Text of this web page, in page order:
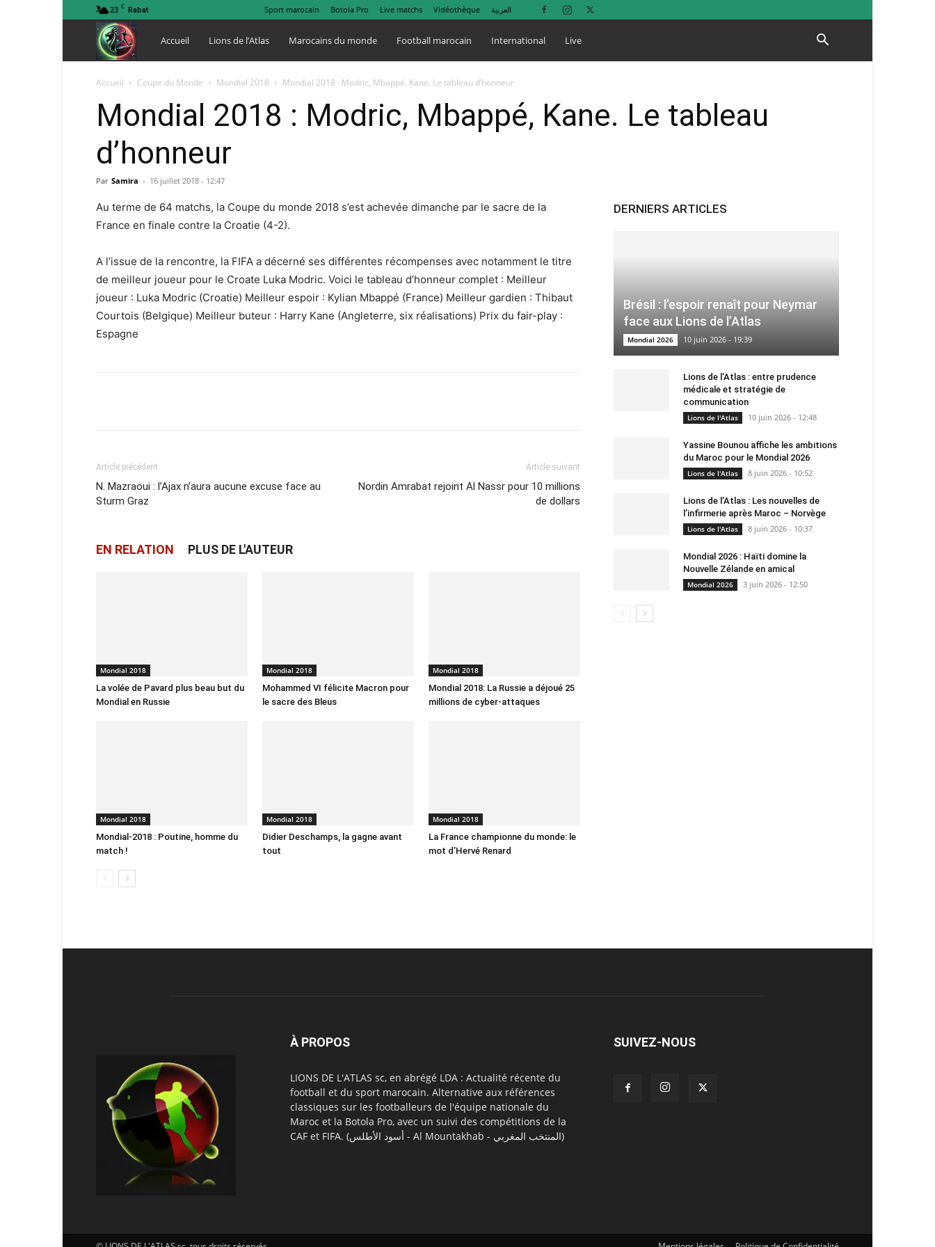
23 C Rabat Sport marocain Botola Pro Live matchs Vidéothèque العربية
Lions
de
l
Atlas
Accueil Lions de l’Atlas Marocains du monde Football marocain International Live
Accueil Coupe du Monde Mondial 2018 Mondial 2018 : Modric, Mbappé, Kane. Le tableau d’honneur
Mondial 2018 : Modric, Mbappé, Kane. Le tableau
d’honneur
Par Samira - 16 juillet 2018 - 12:47
Au terme de 64 matchs, la Coupe du monde 2018 s’est achevée dimanche par le sacre de la
France en finale contre la Croatie (4-2).
A l’issue de la rencontre, la FIFA a décerné ses différentes récompenses avec notamment le titre
de meilleur joueur pour le Croate Luka Modric. Voici le tableau d’honneur complet : Meilleur
joueur : Luka Modric (Croatie) Meilleur espoir : Kylian Mbappé (France) Meilleur gardien : Thibaut
Courtois (Belgique) Meilleur buteur : Harry Kane (Angleterre, six réalisations) Prix du fair-play :
Espagne
Article précédent
N. Mazraoui : l’Ajax n’aura aucune excuse face au
Sturm Graz
Article suivant
Nordin Amrabat rejoint Al Nassr pour 10 millions
de dollars
EN RELATION PLUS DE L'AUTEUR
Mondial 2018
La volée de Pavard plus beau but du
Mondial en Russie
Mondial 2018
Mohammed VI félicite Macron pour
le sacre des Bleus
Mondial 2018
Mondial 2018: La Russie a déjoué 25
millions de cyber-attaques
Mondial 2018
Mondial-2018 : Poutine, homme du
match !
Mondial 2018
Didier Deschamps, la gagne avant
tout
Mondial 2018
La France championne du monde: le
mot d’Hervé Renard
DERNIERS ARTICLES
Brésil : l’espoir renaît pour Neymar
face aux Lions de l’Atlas
Mondial 2026 10 juin 2026 - 19:39
Lions de l’Atlas : entre prudence
médicale et stratégie de
communication
Lions de l'Atlas 10 juin 2026 - 12:48
Yassine Bounou affiche les ambitions
du Maroc pour le Mondial 2026
Lions de l'Atlas 8 juin 2026 - 10:52
Lions de l’Atlas : Les nouvelles de
l’infirmerie après Maroc – Norvège
Lions de l'Atlas 8 juin 2026 - 10:37
Mondial 2026 : Haïti domine la
Nouvelle Zélande en amical
Mondial 2026 3 juin 2026 - 12:50
À PROPOS
LIONS DE L'ATLAS sc, en abrégé LDA : Actualité récente du
football et du sport marocain. Alternative aux références
classiques sur les footballeurs de l'équipe nationale du
Maroc et la Botola Pro, avec un suivi des compétitions de la
CAF et FIFA. (أسود الأطلس - Al Mountakhab - المنتخب المغربي)
SUIVEZ-NOUS